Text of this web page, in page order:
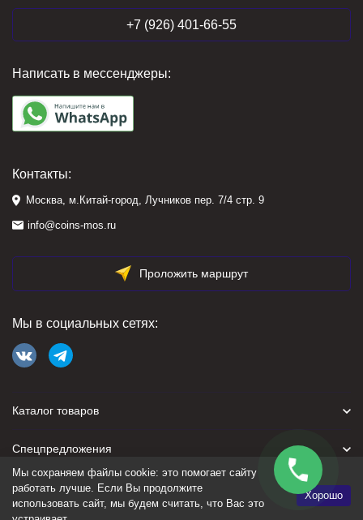
+7 (926) 401-66-55
Написать в мессенджеры:
Контакты:
Москва, м.Китай-город, Лучников пер. 7/4 стр. 9
info@coins-mos.ru
Проложить маршрут
Мы в социальных сетях:
Каталог товаров
Спецпредложения
Для покупателя
Мы сохраняем файлы cookie: это помогает сайту
работать лучше. Если Вы продолжите
использовать сайт, мы будем считать, что Вас это
Хорошо